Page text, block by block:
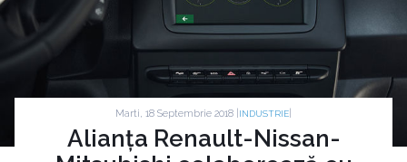
Marti, 18 Septembrie 2018 | INDUSTRIE
Alianța Renault-Nissan-